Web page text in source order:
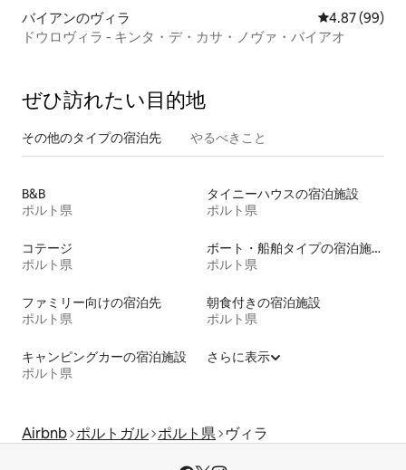
バイアンのヴィラ レビュー99
4.87 (99)
ドウロヴィラ - キンタ・デ・カサ・ノヴァ・バイアオ
ぜひ訪⁠れ⁠た⁠い目⁠的⁠地
その他のタ⁠イ⁠プ⁠の宿⁠泊⁠先 やるべきこと
B&B
ポルト県
タイニーハウスの宿泊施設
ポルト県
コテージ
ポルト県
ボート・船舶タイプの宿泊施設
ポルト県
ファミリー向けの宿泊先
ポルト県
朝食付きの宿泊施設
ポルト県
キャンピングカーの宿泊施設
ポルト県
さらに表示
Airbnb ポルトガル ポルト県 ヴィラ